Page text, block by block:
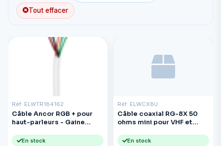
Tout effacer
Réf: ELWTR184162
Câble Ancor RGB + pour
haut-parleurs - Gaine
de 76 m (250 pi)
En stock
Réf: ELWCX8U
Câble coaxial RG-8X 50
ohms mini pour VHF et
En stock